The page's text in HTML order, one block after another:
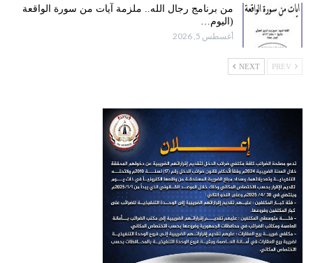
من برنامج رجال الله.. ملزمة آيات من سورة الواقعة
(اليوم…
أغسطس 5, 2026
NEXT